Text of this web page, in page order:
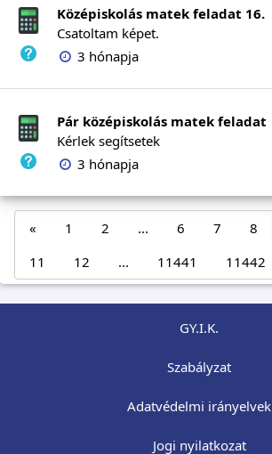
Középiskolás matek feladat 16.
Csatoltam képet.
3 hónapja
Pár középiskolás matek feladat
Kérlek segítsetek
3 hónapja
« 1 2 ... 6 7 8
11
12 ... 11441 11442
GY.I.K.
Szabályzat
Adatvédelmi irányelvek
Jogi nyilatkozat